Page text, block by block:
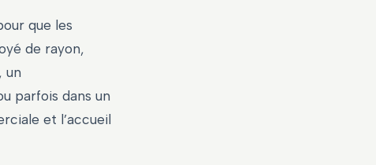
que les
de rayon,
un
parfois dans un
et l’accueil